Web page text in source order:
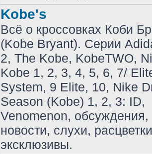
Kobe's
Всё о кроссовках Коби
(Kobe Bryant). Серии
2, The Kobe, KobeTWO,
Kobe 1, 2, 3, 4, 5, 6, 7/
System, 9 Elite, 10, Nike
Season (Kobe) 1, 2, 3: ID,
Venomenon,
новости, слухи,
эксклюзивы.